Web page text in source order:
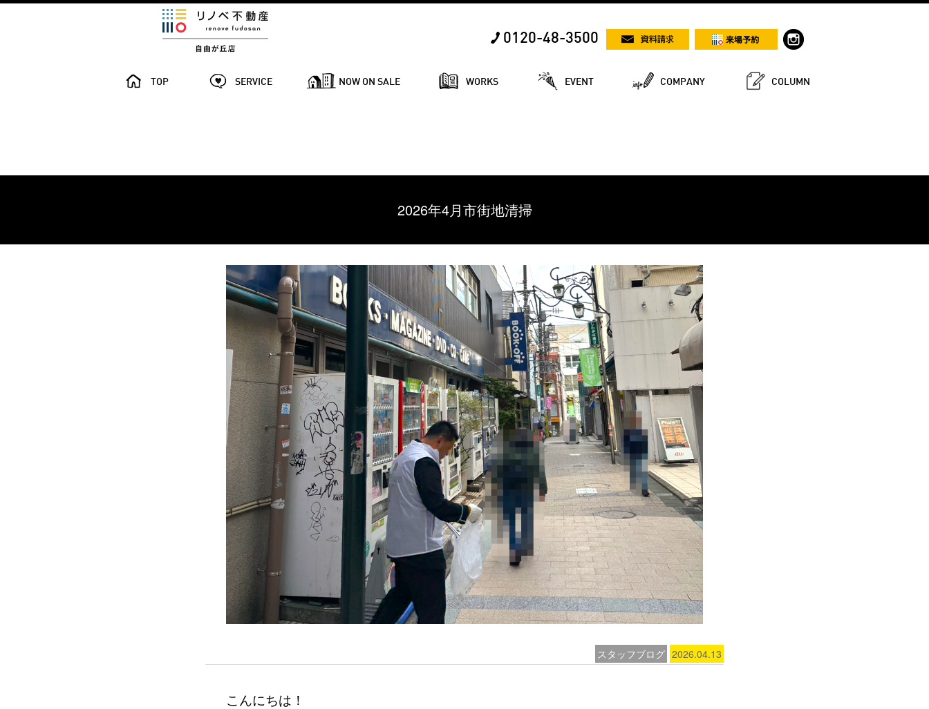
0120-48-3500
TOP SERVICE NOW ON SALE WORKS EVENT COMPANY COLUMN
2026年4月市街地清掃
スタッフブログ 2026.04.13
こんにちは！